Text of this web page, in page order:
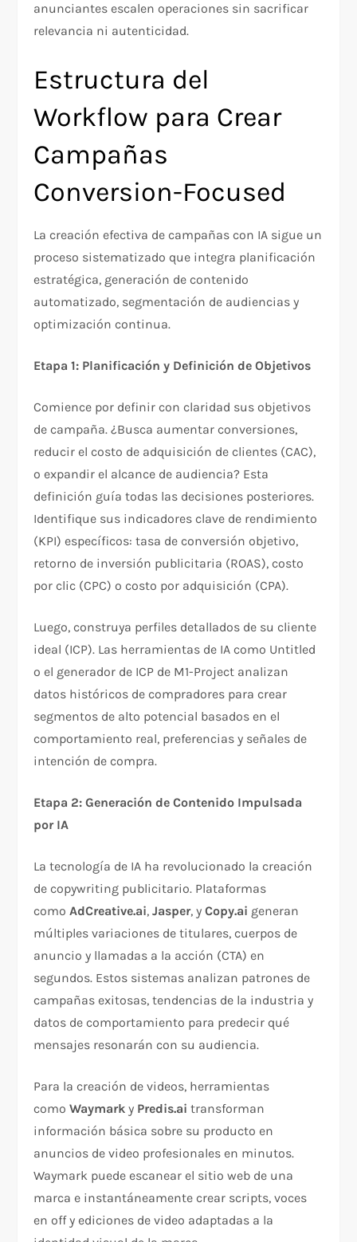
anunciantes escalen operaciones sin sacrificar
relevancia ni autenticidad.​
Estructura del
Workflow para Crear
Campañas
Conversion-Focused
La creación efectiva de campañas con IA sigue un
proceso sistematizado que integra planificación
estratégica, generación de contenido
automatizado, segmentación de audiencias y
optimización continua.
Etapa 1: Planificación y Definición de Objetivos
Comience por definir con claridad sus objetivos
de campaña. ¿Busca aumentar conversiones,
reducir el costo de adquisición de clientes (CAC),
o expandir el alcance de audiencia? Esta
definición guía todas las decisiones posteriores.
Identifique sus indicadores clave de rendimiento
(KPI) específicos: tasa de conversión objetivo,
retorno de inversión publicitaria (ROAS), costo
por clic (CPC) o costo por adquisición (CPA).​
Luego, construya perfiles detallados de su cliente
ideal (ICP). Las herramientas de IA como Untitled
o el generador de ICP de M1-Project analizan
datos históricos de compradores para crear
segmentos de alto potencial basados en el
comportamiento real, preferencias y señales de
intención de compra.​
Etapa 2: Generación de Contenido Impulsada
por IA
La tecnología de IA ha revolucionado la creación
de copywriting publicitario. Plataformas
comoAdCreative.ai,Jasper, yCopy.ai generan
múltiples variaciones de titulares, cuerpos de
anuncio y llamadas a la acción (CTA) en
segundos. Estos sistemas analizan patrones de
campañas exitosas, tendencias de la industria y
datos de comportamiento para predecir qué
mensajes resonarán con su audiencia.​
Para la creación de videos, herramientas
comoWaymark y Predis.ai transforman
información básica sobre su producto en
anuncios de video profesionales en minutos.
Waymark puede escanear el sitio web de una
marca e instantáneamente crear scripts, voces
en off y ediciones de video adaptadas a la